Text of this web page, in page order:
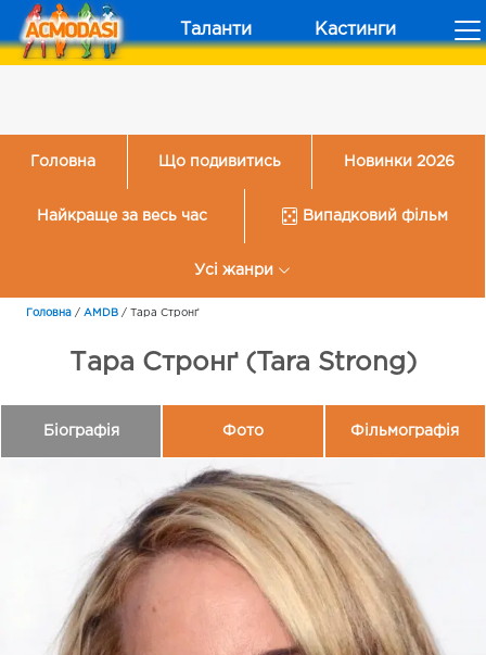
Таланти Кастинги
Головна Що подивитись Новинки 2026
Найкраще за весь час Випадковий фільм
Усі жанри
Головна / AMDB / Тара Стронґ
Тара Стронґ (Tara Strong)
Біографія Фото Фільмографія